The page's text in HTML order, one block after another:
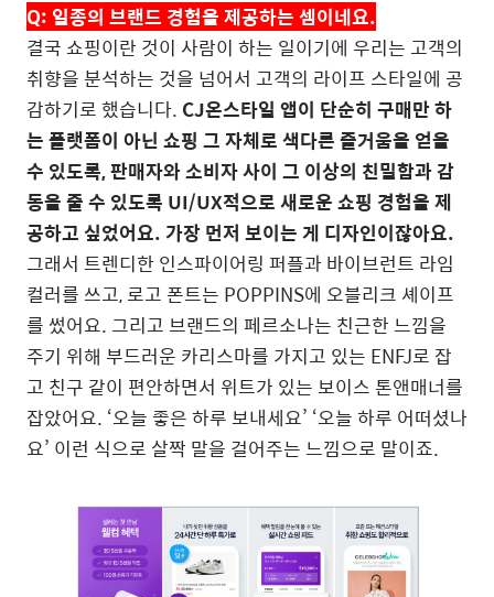
Q: 일종의 브랜드 경험을 제공하는 셈이네요.
결국 쇼핑이란 것이 사람이 하는 일이기에 우리는 고객의
취향을 분석하는 것을 넘어서 고객의 라이프 스타일에 공
감하기로 했습니다. CJ온스타일 앱이 단순히 구매만 하
는 플랫폼이 아닌 쇼핑 그 자체로 색다른 즐거움을 얻을
수 있도록,판매자와 소비자 사이 그 이상의 친밀함과 감
동을 줄 수 있도록 UI/UX적으로 새로운 쇼핑 경험을 제
공하고 싶었어요.가장 먼저 보이는 게 디자인이잖아요.
그래서 트렌디한 인스파이어링 퍼플과 바이브런트 라임
컬러를 쓰고,로고 폰트는 POPPINS에 오블리크 셰이프
를 썼어요. 그리고 브랜드의 페르소나는 친근한 느낌을
주기 위해 부드러운 카리스마를 가지고 있는 ENFJ로 잡
고 친구 같이 편안하면서 위트가 있는 보이스 톤앤매너를
잡았어요. ‘오늘 좋은 하루 보내세요’ ‘오늘 하루 어떠셨나
요’ 이런 식으로 살짝 말을 걸어주는 느낌으로 말이죠.